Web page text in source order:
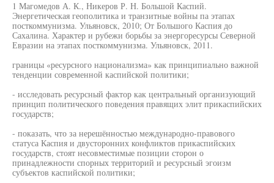
1 Магомедов А. К., Никеров Р. Н. Большой Каспий.
Энергетическая геополитика и транзитные войны па этапах
посткоммунизма. Ульяновск, 2010; От Большого Каспия до
Сахалина. Характер и рубежи борьбы за энергоресурсы Северной
Евразии на этапах посткоммунизма. Ульяновск, 2011.
границы «ресурсного национализма» как принципиально важной
тенденции современной каспийской политики;
- исследовать ресурсный фактор как центральный организующий
принцип политического поведения правящих элит прикаспийских
государств;
- показать, что за нерешённостью международно-правового
статуса Каспия и двусторонних конфликтов прикаспийских
государств, стоят несовместимые позиции сторон о
принадлежности спорных территорий и ресурсный эгоизм
субъектов каспийской политики;